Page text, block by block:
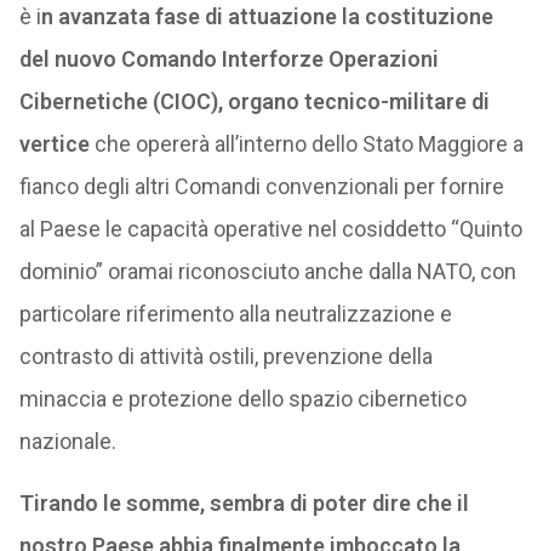
è in avanzata fase di attuazione la costituzione
del nuovo Comando Interforze Operazioni
Cibernetiche (CIOC), organo tecnico-militare di
verticeche opererà all’interno dello Stato Maggiore a
fianco degli altri Comandi convenzionali per fornire
al Paese le capacità operative nel cosiddetto “Quinto
dominio” oramai riconosciuto anche dalla NATO, con
particolare riferimento alla neutralizzazione e
contrasto di attività ostili, prevenzione della
minaccia e protezione dello spazio cibernetico
nazionale.
Tirando le somme, sembra di poter dire che il
nostro Paese abbia finalmente imboccato la